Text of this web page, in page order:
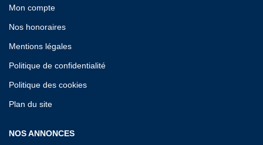
Mon compte
Nos honoraires
Mentions légales
Politique de confidentialité
Politique des cookies
Plan du site
NOS ANNONCES